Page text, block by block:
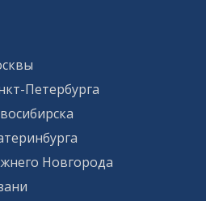
Петербурга
Новгорода